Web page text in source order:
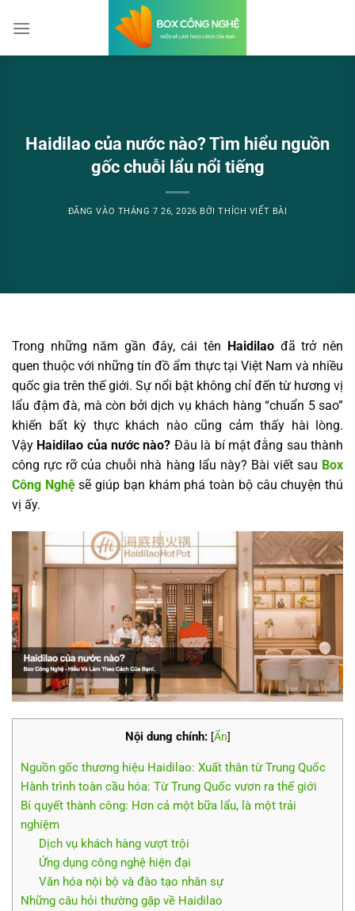
qua
Haidilao của nước nào? Tìm hiểu nguồn
gốc chuỗi lẩu nổi tiếng
ĐĂNG VÀO THÁNG 7 26, 2026 BỞITHÍCH VIẾT BÀI
Trong những năm gần đây, cái tên Haidilaođã trở nên
quen thuộc với những tín đồ ẩm thực tại Việt Nam và nhiều
quốc gia trên thế giới. Sự nổi bật không chỉ đến từ hương vị
lẩu đậm đà, mà còn bởi dịch vụ khách hàng “chuẩn 5 sao”
khiến bất kỳ thực khách nào cũng cảm thấy hài lòng.
Vậy Haidilao của nước nào? Đâu là bí mật đằng sau thành
công rực rỡ của chuỗi nhà hàng lẩu này? Bài viết sau Box
Công Nghệsẽ giúp bạn khám phá toàn bộ câu chuyện thú
vị ấy.
Nội dung chính: [Ẩn]
Nguồn gốc thương hiệu Haidilao: Xuất thân từ Trung Quốc
Hành trình toàn cầu hóa: Từ Trung Quốc vươn ra thế giới
Bí quyết thành công: Hơn cả một bữa lẩu, là một trải
nghiệm
Dịch vụ khách hàng vượt trội
Ứng dụng công nghệ hiện đại
Văn hóa nội bộ và đào tạo nhân sự
Những câu hỏi thường gặp về Haidilao